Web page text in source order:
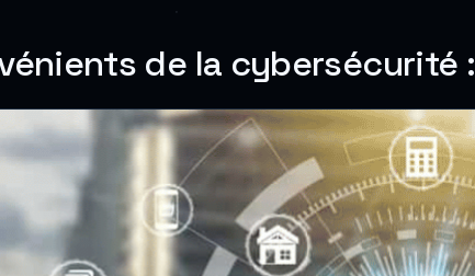
de la cybersécurité :